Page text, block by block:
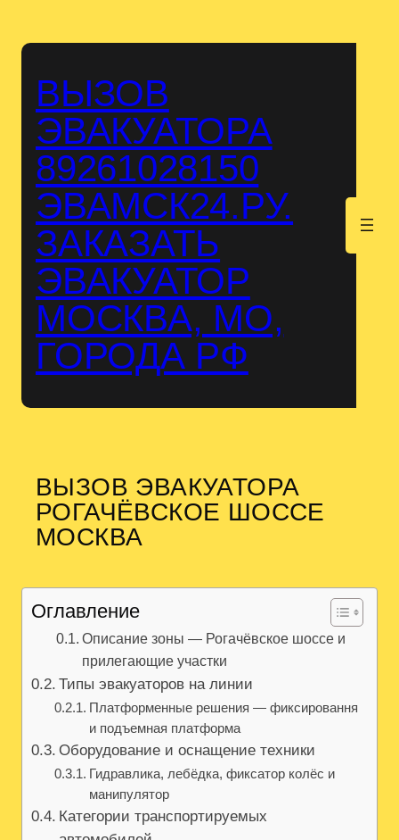
ВЫЗОВ
ЭВАКУАТОРА
89261028150
ЭВАМСК24.РУ.
ЗАКАЗАТЬ
ЭВАКУАТОР
МОСКВА, МО,
ГОРОДА РФ
ВЫЗОВ ЭВАКУАТОРА
РОГАЧЁВСКОЕ ШОССЕ
МОСКВА
Оглавление
Описание зоны — Рогачёвское шоссе и
прилегающие участки
Типы эвакуаторов на линии
Платформенные решения — фиксировання
и подъемная платформа
Оборудование и оснащение техники
Гидравлика, лебёдка, фиксатор колёс и
манипулятор
Категории транспортируемых